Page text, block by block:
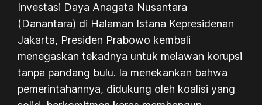
Investasi Daya Anagata Nusantara
(Danantara) di Halaman Istana Kepresidenan
Jakarta, Presiden Prabowo kembali
menegaskan tekadnya untuk melawan korupsi
tanpa pandang bulu. Ia menekankan bahwa
pemerintahannya, didukung oleh koalisi yang